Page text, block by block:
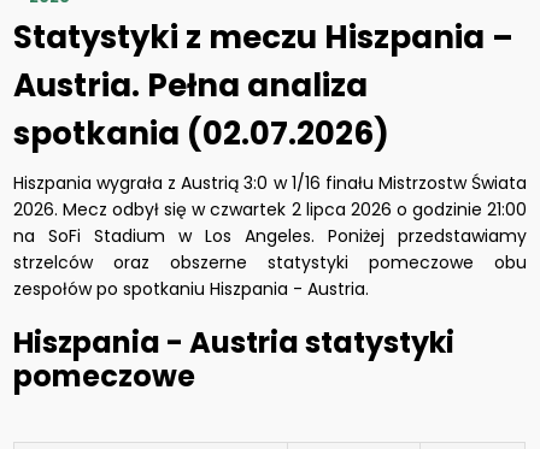
Statystyki z meczu Hiszpania –
Austria. Pełna analiza
spotkania (02.07.2026)
Hiszpania wygrała z Austrią 3:0 w 1/16 finału Mistrzostw Świata
2026. Mecz odbył się w czwartek 2 lipca 2026 o godzinie 21:00
na SoFi Stadium w Los Angeles. Poniżej przedstawiamy
strzelców oraz obszerne statystyki pomeczowe obu
zespołów po spotkaniu Hiszpania - Austria.
Hiszpania - Austria statystyki
pomeczowe